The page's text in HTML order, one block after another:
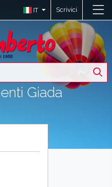
IT Scrivici
Giada